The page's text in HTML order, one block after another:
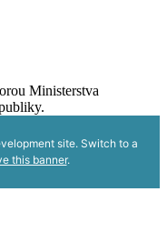
Ministerstva
site. Switch to a
this banner.